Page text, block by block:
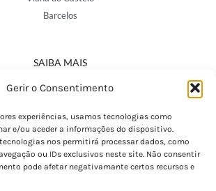
Gerir o Consentimento
experiências, usamos tecnologias como
e/ou aceder a informações do dispositivo.
nos permitirá processar dados, como
ou IDs exclusivos neste site. Não consentir
pode afetar negativamante certos recursos e
Barcelos
SAIBA MAIS
Política de Privacidade
Termos e Condições
Perguntas Frequentes
Custos de Envio
Encomendas Internacionais